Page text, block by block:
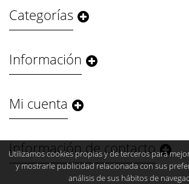
Categorías
Información
Mi cuenta
Información de contacto
Utilizamos cookies propias y de terceros para
y mostrarle publicidad relacionada con sus
análisis de sus hábitos de